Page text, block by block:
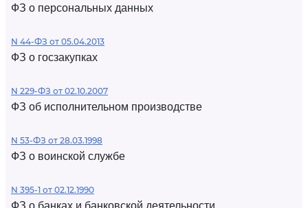
ФЗ о персональных данных
N 44-ФЗ от 05.04.2013
ФЗ о госзакупках
N 229-ФЗ от 02.10.2007
ФЗ об исполнительном производстве
N 53-ФЗ от 28.03.1998
ФЗ о воинской службе
N 395-1 от 02.12.1990
ФЗ о банках и банковской деятельности